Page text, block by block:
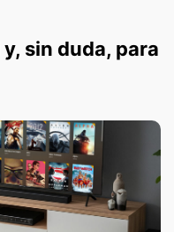
sin duda, para